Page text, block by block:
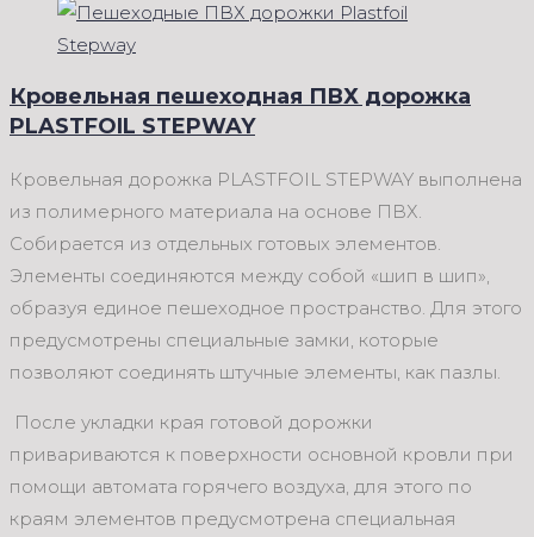
Кровельная пешеходная ПВХ дорожка
PLASTFOIL STEPWAY
Кровельная дорожка PLASTFOIL STEPWAY выполнена
из полимерного материала на основе ПВХ.
Собирается из отдельных готовых элементов.
Элементы соединяются между собой «шип в шип»,
образуя единое пешеходное пространство. Для этого
предусмотрены специальные замки, которые
позволяют соединять штучные элементы, как пазлы.
После укладки края готовой дорожки
привариваются к поверхности основной кровли при
помощи автомата горячего воздуха, для этого по
краям элементов предусмотрена специальная